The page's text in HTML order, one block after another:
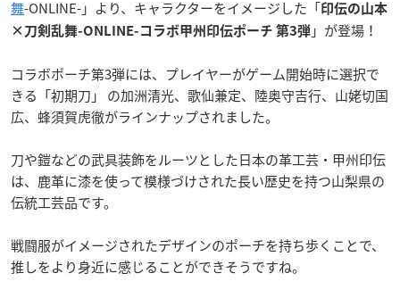
舞-ONLINE-」より、キャラクターをイメージした「 印伝の山本
×刀剣乱舞-ONLINE-コラボ甲州印伝ポーチ 第3弾 」が登場！
コラボポーチ第3弾には、プレイヤーがゲーム開始時に選択で
きる「初期刀」 の加洲清光、歌仙兼定、陸奥守吉行、山姥切国
広、蜂須賀虎徹がラインナップされました。
刀や鎧などの武具装飾をルーツとした日本の革工芸・甲州印伝
は、鹿革に漆を使って模様づけされた長い歴史を持つ山梨県の
伝統工芸品です。
戦闘服がイメージされたデザインのポーチを持ち歩くことで、
推しをより身近に感じることができそうですね。